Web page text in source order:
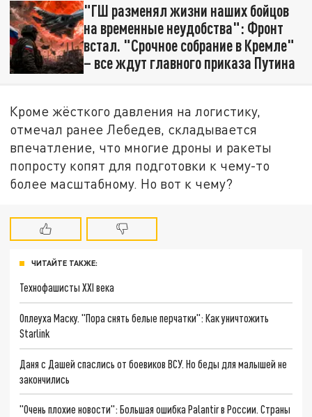
"ГШ разменял жизни наших бойцов
на временные неудобства": Фронт
встал. "Срочное собрание в Кремле"
– все ждут главного приказа Путина
Кроме жёсткого давления на логистику,
отмечал ранее Лебедев, складывается
впечатление, что многие дроны и ракеты
попросту копят для подготовки к чему-то
более масштабному. Но вот к чему?
ЧИТАЙТЕ ТАКЖЕ:
Технофашисты XXI века
Оплеуха Маску. "Пора снять белые перчатки": Как уничтожить
Starlink
Даня с Дашей спаслись от боевиков ВСУ. Но беды для малышей не
закончились
"Очень плохие новости": Большая ошибка Palantir в России. Страны